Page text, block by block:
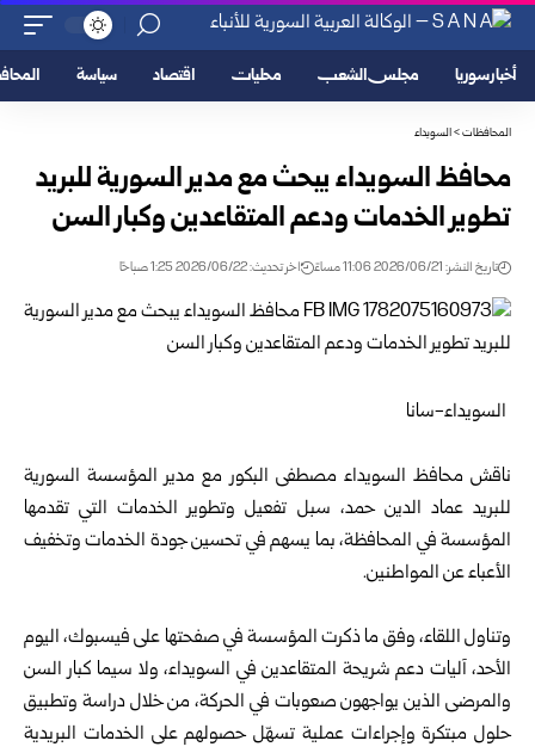
أخبار سوريا مجلس الشعب محليات اقتصاد سياسة
المحافظات>السويداء
محافظ السويداء يبحث مع مدير السورية للبريد
تطوير الخدمات ودعم المتقاعدين وكبار السن
تاريخ النشر: 2026/06/21 11:06 مساءً اخر تحديث: 2026/06/22 1:25 صباحًا
السويداء-سانا
ناقش محافظ السويداء مصطفى البكور مع مديرالمؤسسة السورية
للبريد عماد الدين حمد، سبل تفعيل وتطوير الخدمات التي تقدمها
المؤسسة في المحافظة، بما يسهم في تحسين جودة الخدمات وتخفيف
الأعباء عن المواطنين.
وتناول اللقاء، وفق ما ذكرت المؤسسة في صفحتها على فيسبوك، اليوم
الأحد، آليات دعم شريحة المتقاعدين في السويداء، ولا سيما كبار السن
والمرضى الذين يواجهون صعوبات في الحركة، من خلال دراسة وتطبيق
حلول مبتكرة وإجراءات عملية تسهّل حصولهم على الخدمات البريدية